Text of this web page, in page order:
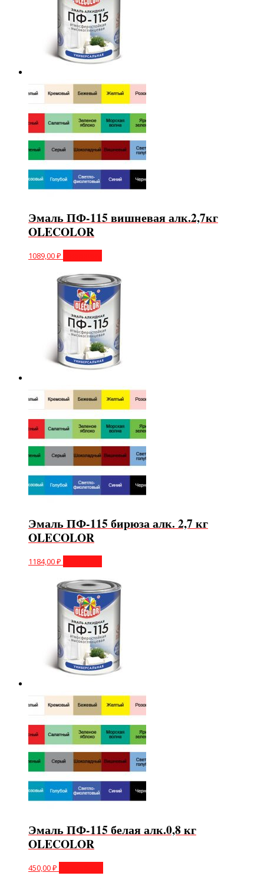
Эмаль ПФ-115 вишневая алк.2,7кг
OLECOLOR
1089,00₽
Эмаль ПФ-115 бирюза алк. 2,7 кг
OLECOLOR
1184,00₽
Эмаль ПФ-115 белая алк.0,8 кг
OLECOLOR
450,00₽